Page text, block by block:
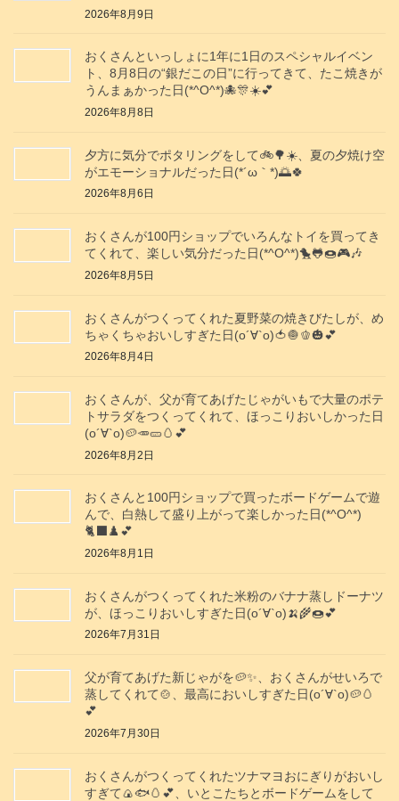
2026年8月9日
おくさんといっしょに1年に1日のスペシャルイベン
ト、8月8日の“銀だこの日”に行ってきて、たこ焼きが
うんまぁかった日(*^O^*)🐙🎊☀️💕
2026年8月8日
夕方に気分でポタリングをして🚲️🌳☀️、夏の夕焼け空
がエモーショナルだった日(⁠*⁠´⁠ω⁠｀⁠*⁠)🌅🍀
2026年8月6日
おくさんが100円ショップでいろんなトイを買ってき
てくれて、楽しい気分だった日(*^O^*)🐤🐸🍩🎮️🎶
2026年8月5日
おくさんがつくってくれた夏野菜の焼きびたしが、め
ちゃくちゃおいしすぎた日(о´∀`о)🍅🧅🫑🎃💕
2026年8月4日
おくさんが、父が育てあげたじゃがいもで大量のポテ
トサラダをつくってくれて、ほっこりおいしかった日
(о´∀`о)🥔🥕🥒🥚💕
2026年8月2日
おくさんと100円ショップで買ったボードゲームで遊
んで、白熱して盛り上がって楽しかった日(*^O^*)
🐈‍⬛♟️💕
2026年8月1日
おくさんがつくってくれた米粉のバナナ蒸しドーナツ
が、ほっこりおいしすぎた日(о´∀`о)🍌🌾🍩💕
2026年7月31日
父が育てあげた新じゃがを🥔✨️、おくさんがせいろで
蒸してくれて🍲、最高においしすぎた日(о´∀`о)🥔🥚
💕
2026年7月30日
おくさんがつくってくれたツナマヨおにぎりがおいし
すぎて🍙🐟️🥚💕、いとこたちとボードゲームをして